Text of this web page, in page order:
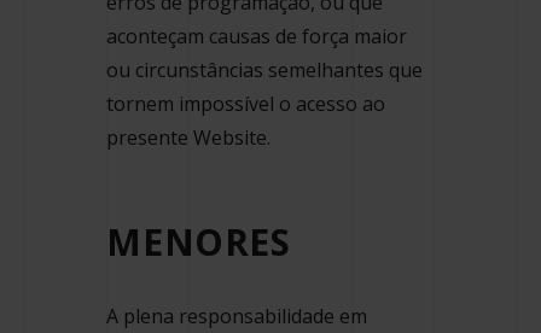
aconteçam causas de força maior
ou circunstâncias semelhantes que
tornem impossível o acesso ao
presente Website.
MENORES
A plena responsabilidade em